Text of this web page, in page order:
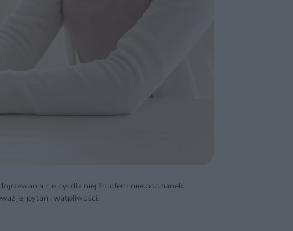
nie był dla niej źródłem niespodzianek,
jej pytań i wątpliwości.